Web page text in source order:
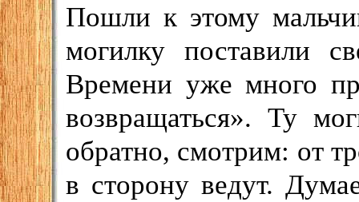
Пошли к этому
могилку поставили
Времени уже много
возвращаться». Ту
обратно, смотрим: от
в сторону ведут.